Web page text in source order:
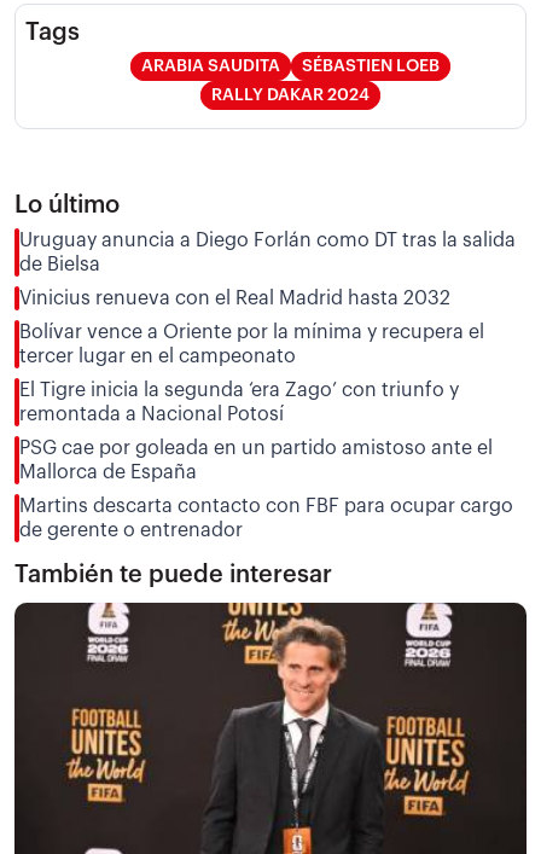
Tags
ARABIA SAUDITA
SÉBASTIEN LOEB
RALLY DAKAR 2024
Lo último
Uruguay anuncia a Diego Forlán como DT tras la salida
de Bielsa
Vinicius renueva con el Real Madrid hasta 2032
Bolívar vence a Oriente por la mínima y recupera el
tercer lugar en el campeonato
El Tigre inicia la segunda ‘era Zago’ con triunfo y
remontada a Nacional Potosí
PSG cae por goleada en un partido amistoso ante el
Mallorca de España
Martins descarta contacto con FBF para ocupar cargo
de gerente o entrenador
También te puede interesar